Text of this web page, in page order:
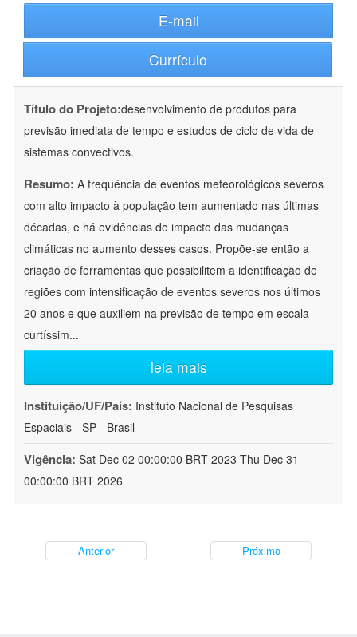
E-mail
Currículo
Título do Projeto:desenvolvimento de produtos para
previsão imediata de tempo e estudos de ciclo de vida de
sistemas convectivos.
Resumo: A frequência de eventos meteorológicos severos
com alto impacto à população tem aumentado nas últimas
décadas, e há evidências do impacto das mudanças
climáticas no aumento desses casos. Propõe-se então a
criação de ferramentas que possibilitem a identificação de
regiões com intensificação de eventos severos nos últimos
20 anos e que auxiliem na previsão de tempo em escala
curtíssim...
leia mais
Instituição/UF/País: Instituto Nacional de Pesquisas
Espaciais - SP - Brasil
Vigência: Sat Dec 02 00:00:00 BRT 2023-Thu Dec 31
00:00:00 BRT 2026
Anterior Próximo